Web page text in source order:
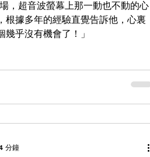
，超音波螢幕上那一動也不動的心
根據多年的經驗直覺告訴他，心裏
乎沒有機會了！」
分鐘